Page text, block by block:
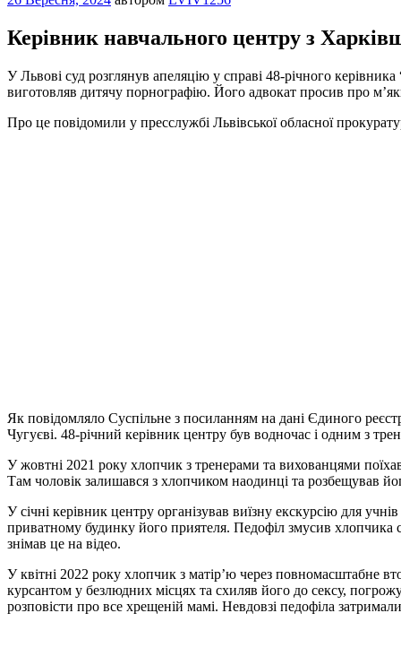
Керівник навчального центру з
У Львові суд розглянув апеляцію у справі 48-річного
виготовляв дитячу порнографію. Його адвокат просив про
Про це повідомили у пресслужбі Львівської обласної
Як повідомляло Суспільне з посиланням на дані Єдиного
Чугуєві. 48-річний керівник центру був водночас і одним з
У жовтні 2021 року хлопчик з тренерами та вихованцями
Там чоловік залишався з хлопчиком наодинці та розбещував
У січні керівник центру організував виїзну екскурсію для
приватному будинку його приятеля. Педофіл змусив хлопчика
знімав це на відео.
У квітні 2022 року хлопчик з матір’ю через повномасштабне
курсантом у безлюдних місцях та схиляв його до сексу,
розповісти про все хрещеній мамі. Невдовзі педофіла